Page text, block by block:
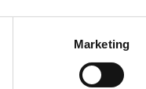
Marketing
Zugriff auf sichere